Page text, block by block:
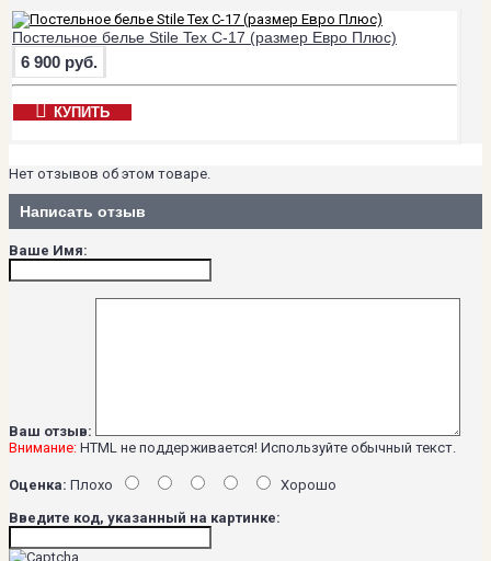
Постельное белье Stile Tex C-17 (размер Евро Плюс)
6 900 руб.
КУПИТЬ
Нет отзывов об этом товаре.
Написать отзыв
Ваше Имя:
Ваш отзыв:
Внимание: HTML не поддерживается! Используйте обычный текст.
Оценка: Плохо
Хорошо
Введите код, указанный на картинке: